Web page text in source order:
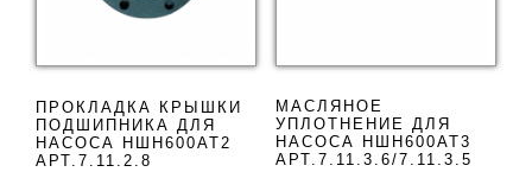
ПРОКЛАДКА КРЫШКИ
ПОДШИПНИКА ДЛЯ
НАСОСА НШН600АТ2
АРТ.7.11.2.8
МАСЛЯНОЕ
УПЛОТНЕНИЕ ДЛЯ
НАСОСА НШН600АТ3
АРТ.7.11.3.6/7.11.3.5